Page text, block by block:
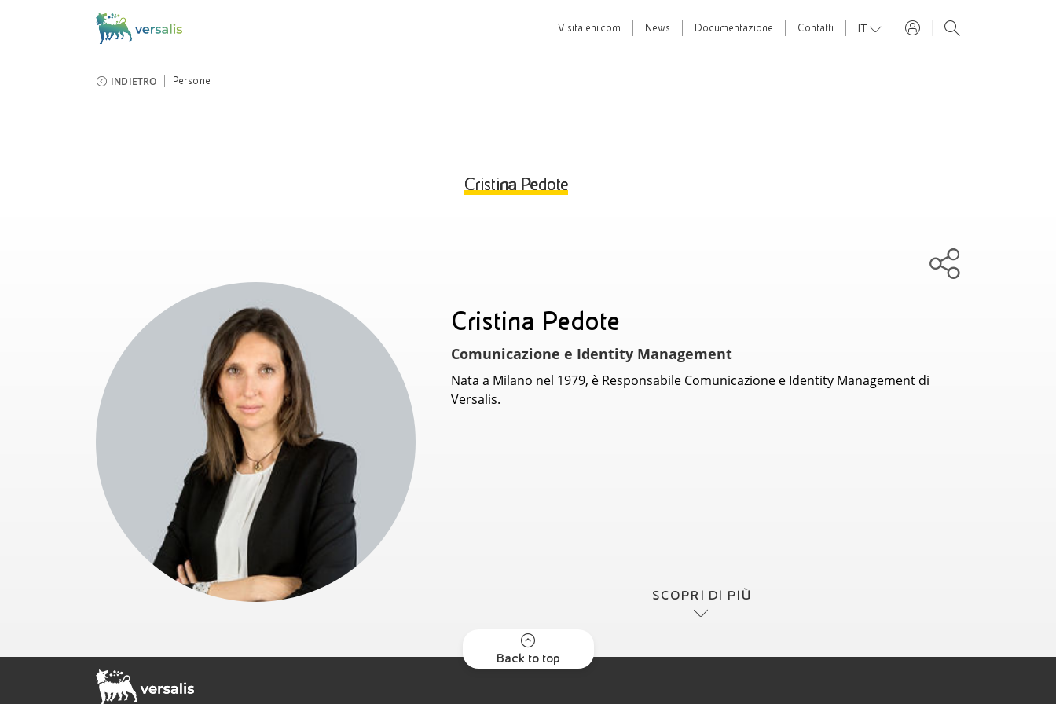
Visita eni.com News Documentazione Contatti IT
INDIETRO Persone
Cristina Pedote
Cristina Pedote
Comunicazione e Identity Management
Nata a Milano nel 1979, è Responsabile Comunicazione e Identity Management di
Versalis.
SCOPRI DI PIÙ
Back to top